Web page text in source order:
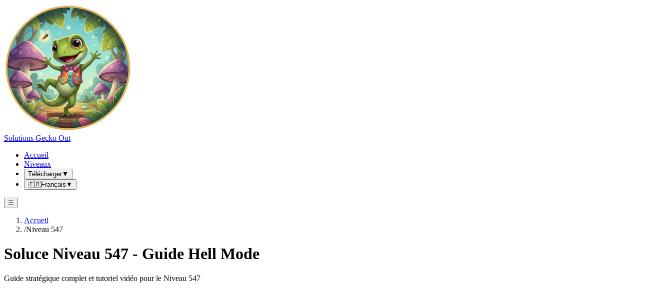
Solutions Gecko Out
Accueil
Niveaux
Télécharger▼
🇫🇷Français ▼
☰
Accueil
/Niveau 547
Soluce Niveau 547 - Guide Hell Mode
Guide stratégique complet et tutoriel vidéo pour le Niveau 547